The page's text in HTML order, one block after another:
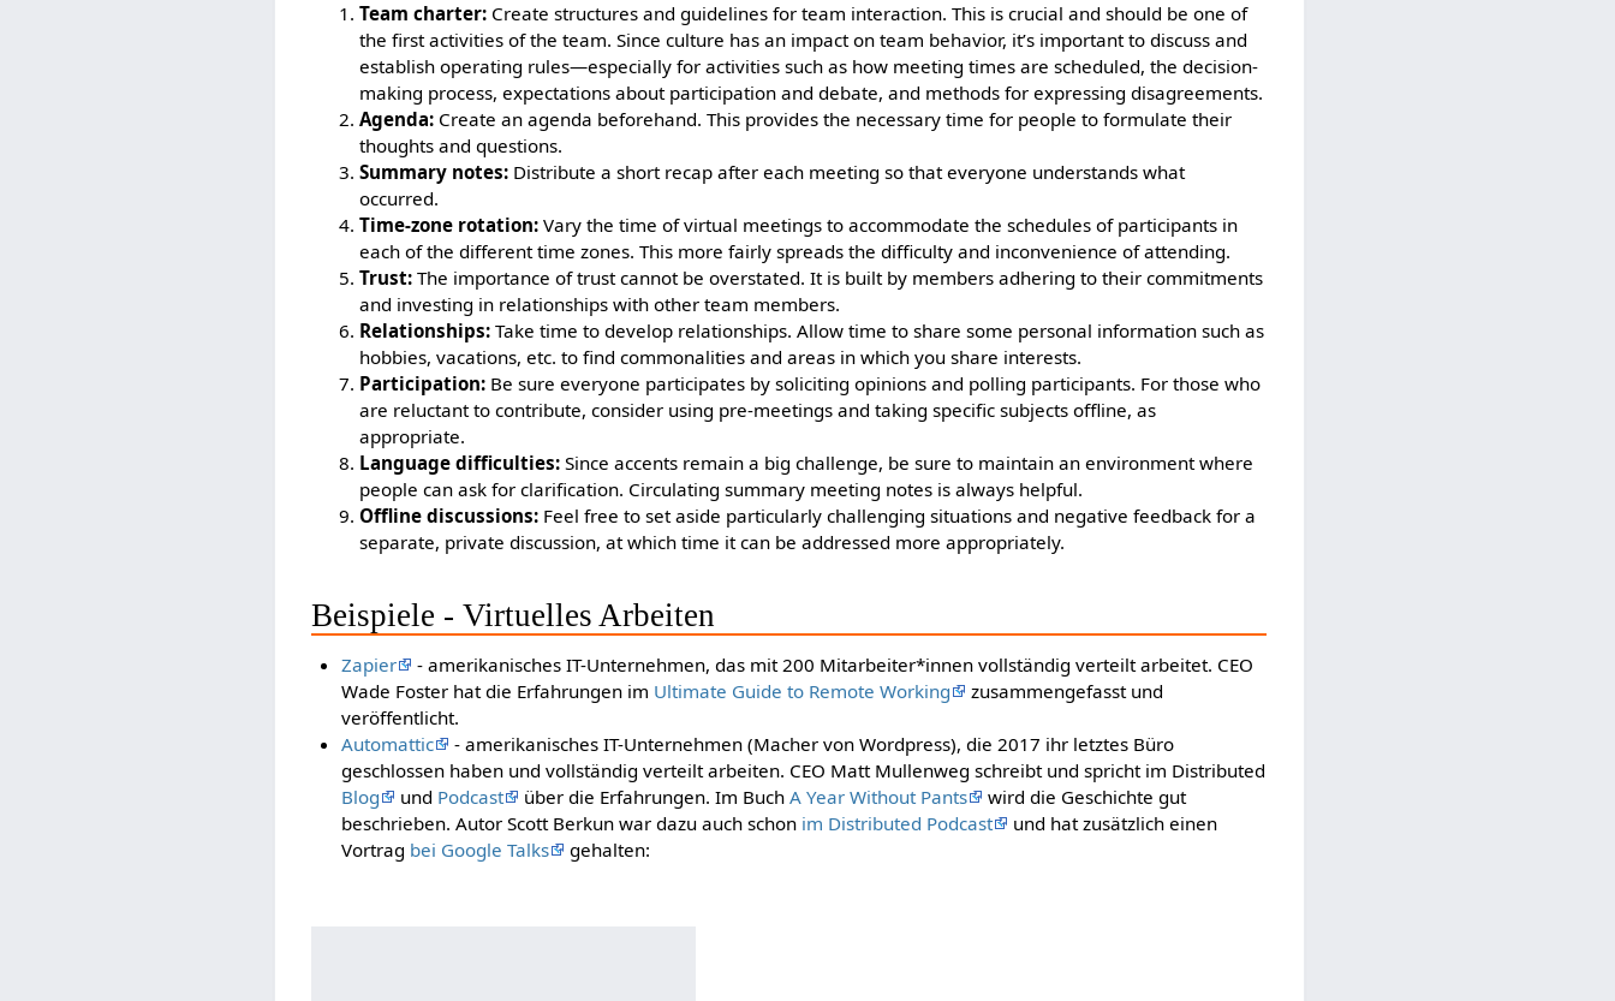
Team charter: Create structures and guidelines for team interaction. This is crucial and should be one of
the first activities of the team. Since culture has an impact on team behavior, it’s important to discuss and
establish operating rules—especially for activities such as how meeting times are scheduled, the decision-
making process, expectations about participation and debate, and methods for expressing disagreements.
Agenda: Create an agenda beforehand. This provides the necessary time for people to formulate their
thoughts and questions.
Summary notes: Distribute a short recap after each meeting so that everyone understands what
occurred.
Time-zone rotation: Vary the time of virtual meetings to accommodate the schedules of participants in
each of the different time zones. This more fairly spreads the difficulty and inconvenience of attending.
Trust: The importance of trust cannot be overstated. It is built by members adhering to their commitments
and investing in relationships with other team members.
Relationships: Take time to develop relationships. Allow time to share some personal information such as
hobbies, vacations, etc. to find commonalities and areas in which you share interests.
Participation: Be sure everyone participates by soliciting opinions and polling participants. For those who
are reluctant to contribute, consider using pre-meetings and taking specific subjects offline, as
appropriate.
Language difficulties: Since accents remain a big challenge, be sure to maintain an environment where
people can ask for clarification. Circulating summary meeting notes is always helpful.
Offline discussions: Feel free to set aside particularly challenging situations and negative feedback for a
separate, private discussion, at which time it can be addressed more appropriately.
Beispiele - Virtuelles Arbeiten
Zapier
- amerikanisches IT-Unternehmen, das mit 200 Mitarbeiter*innen vollständig verteilt arbeitet. CEO
Wade Foster hat die Erfahrungen im Ultimate Guide to Remote Working
zusammengefasst und
veröffentlicht.
Automattic
- amerikanisches IT-Unternehmen (Macher von Wordpress), die 2017 ihr letztes Büro
geschlossen haben und vollständig verteilt arbeiten. CEO Matt Mullenweg schreibt und spricht im Distributed
Blog
und Podcast über die Erfahrungen. Im Buch A Year Without Pants
wird die Geschichte gut
beschrieben. Autor Scott Berkun war dazu auch schon im Distributed Podcast
und hat zusätzlich einen
Vortrag bei Google Talks gehalten: